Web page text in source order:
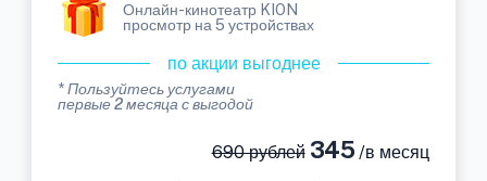
Онлайн-кинотеатр KION
просмотр на 5 устройствах
по акции выгоднее
* Пользуйтесь услугами
первые 2 месяца с выгодой
690 рублей345 /в месяц